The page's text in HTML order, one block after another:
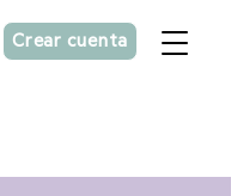
Crear cuenta